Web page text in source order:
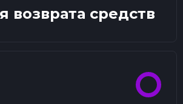
возврата средств